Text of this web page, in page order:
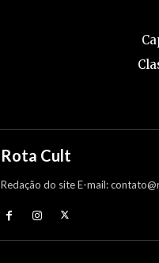
Rota Cult
Redação do site E-mail: